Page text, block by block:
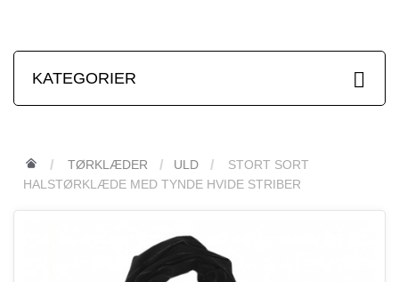
KATEGORIER
TØRKLÆDER ULD
STORT SORT
HALSTØRKLÆDE MED TYNDE HVIDE STRIBER